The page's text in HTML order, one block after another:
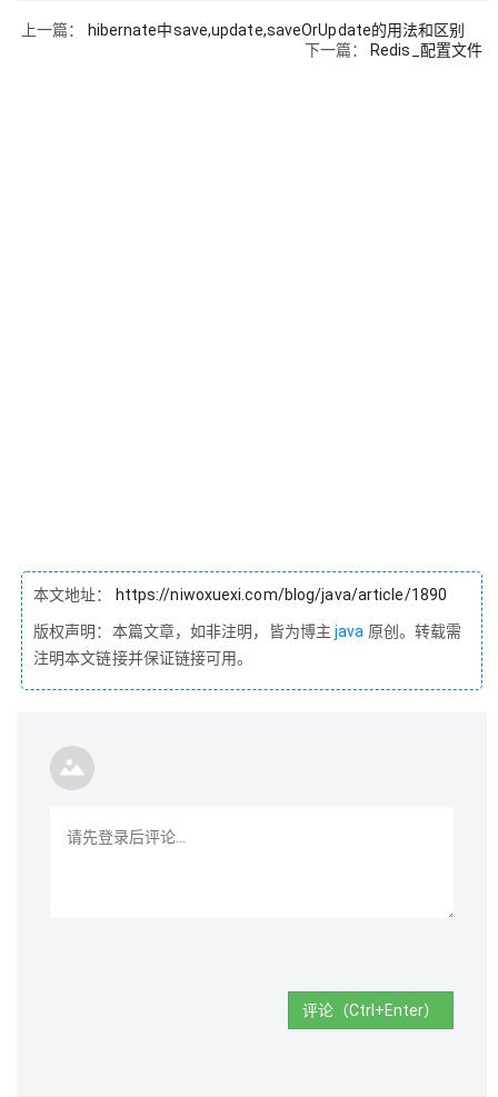
上一篇：
hibernate中save,update,saveOrUpdate的用法和区别
下一篇：
Redis_配置文件
本文地址： https://niwoxuexi.com/blog/java/article/1890
版权声明：本篇文章，如非注明，皆为博主java 原创。转载需
注明本文链接并保证链接可用。
评论（Ctrl+Enter）